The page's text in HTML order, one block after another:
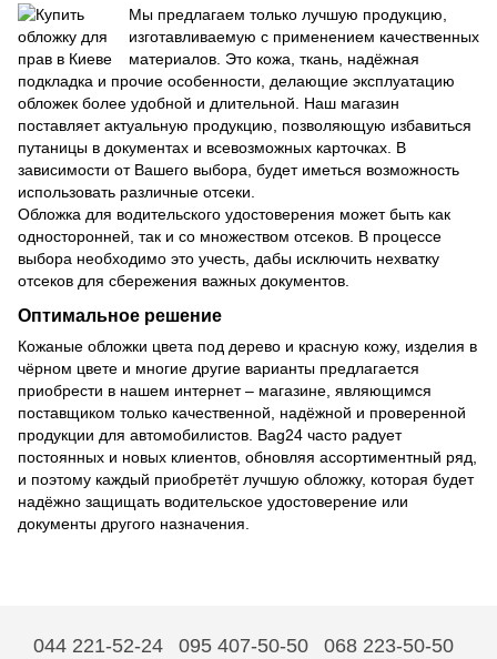
Мы предлагаем только лучшую продукцию,
изготавливаемую с применением качественных
материалов. Это кожа, ткань, надёжная
подкладка и прочие особенности, делающие эксплуатацию
обложек более удобной и длительной. Наш магазин
поставляет актуальную продукцию, позволяющую избавиться
путаницы в документах и всевозможных карточках. В
зависимости от Вашего выбора, будет иметься возможность
использовать различные отсеки.
Обложка для водительского удостоверения может быть как
односторонней, так и со множеством отсеков. В процессе
выбора необходимо это учесть, дабы исключить нехватку
отсеков для сбережения важных документов.
Оптимальное решение
Кожаные обложки цвета под дерево и красную кожу, изделия в
чёрном цвете и многие другие варианты предлагается
приобрести в нашем интернет – магазине, являющимся
поставщиком только качественной, надёжной и проверенной
продукции для автомобилистов. Bag24 часто радует
постоянных и новых клиентов, обновляя ассортиментный ряд,
и поэтому каждый приобретёт лучшую обложку, которая будет
надёжно защищать водительское удостоверение или
документы другого назначения.
044 221-52-24 095 407-50-50 068 223-50-50